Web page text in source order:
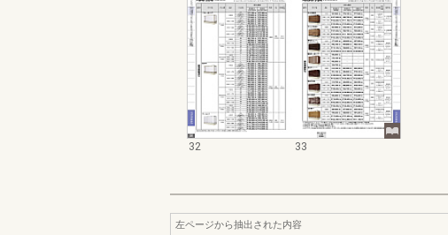
32 33
左ページから抽出された内容